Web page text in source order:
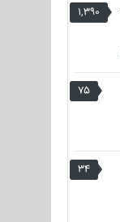
1,390
75
34